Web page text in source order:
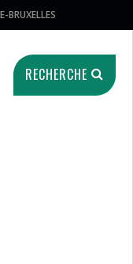
BRUXELLES
RECHERCHE